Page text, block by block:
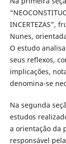
INCERTEZAS”,
Nunes,
O estudo
seus reflexos,
implicações,
denomina-se
Na segunda
estudos
a orientação da
responsável